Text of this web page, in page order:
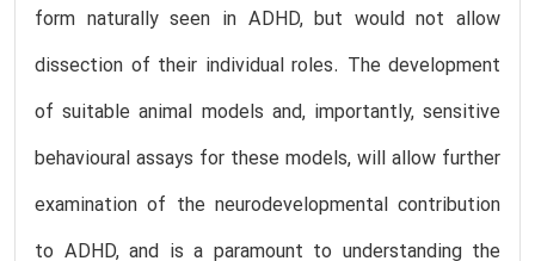
form naturally seen in ADHD, but would not allow
dissection of their individual roles. The development
of suitable animal models and, importantly, sensitive
behavioural assays for these models, will allow further
examination of the neurodevelopmental contribution
to ADHD, and is a paramount to understanding the